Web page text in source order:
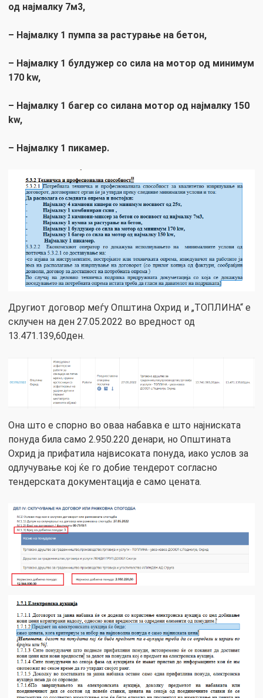
од најмалку 7м3,
– Најмалку 1 пумпа за растурање на бетон,
– Најмалку 1 булдужер со сила на мотор од минимум
170 kw,
– Најмалку 1 багер со силана мотор од најмалку 150
kw,
– Најмалку 1 пикамер.
Другиот договор меѓу Општина Охрид и „ТОПЛИНА“ е
склучен на ден 27.05.2022 во вредност од
13.471.139,60ден.
Она што е спорно во оваа набавка е што најниската
понуда била само 2.950.220 денари, но Општината
Охрид ја прифатила највисоката понуда, иако услов за
одлучување кој ќе го добие тендерот согласно
тендерската документација е само цената.